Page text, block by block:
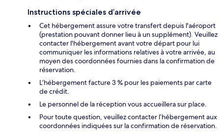
Instructions spéciales d’arrivée
Cet hébergement assure votre transfert depuis l'aéroport
(prestation pouvant donner lieu à un supplément). Veuillez
contacter l'hébergement avant votre départ pour lui
communiquer les informations relatives à votre arrivée, au
moyen des coordonnées fournies dans la confirmation de
réservation.
L’hébergement facture 3 % pour les paiements par carte
de crédit.
Le personnel de la réception vous accueillera sur place.
Pour toute question, veuillez contacter l’hébergement aux
coordonnées indiquées sur la confirmation de réservation.